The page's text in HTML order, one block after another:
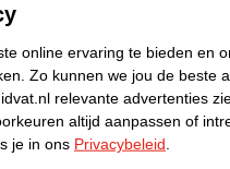
Pers
Winkelformule
Bedrijfsgegevens
online ervaring te bieden en
Zo kunnen we jou de beste
relevante advertenties
altijd aanpassen of
je in ons Privacybeleid